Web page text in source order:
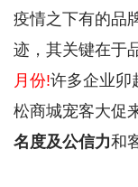
疫情之下有的品
迹，其关键在于
月份!许多企业卯
松商城宠客大促
名度及公信力和